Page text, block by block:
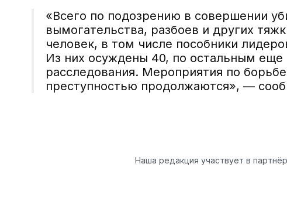
«Всего по подозрению в совершении
вымогательства, разбоев и других
человек, в том числе пособники
Из них осуждены 40, по остальным еще
расследования. Мероприятия по
преступностью продолжаются», —
Наша редакция участвует в